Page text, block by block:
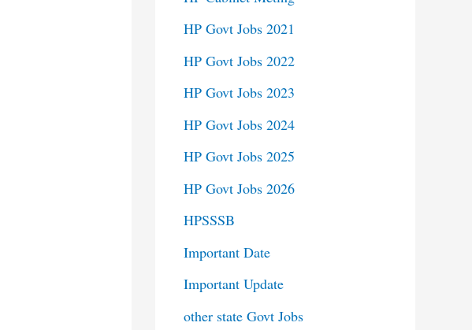
HP Govt Jobs 2021
HP Govt Jobs 2022
HP Govt Jobs 2023
HP Govt Jobs 2024
HP Govt Jobs 2025
HP Govt Jobs 2026
HPSSSB
Important Date
Important Update
other state Govt Jobs